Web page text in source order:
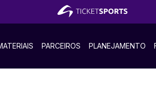
PARCEIROS PLANEJAMENTO